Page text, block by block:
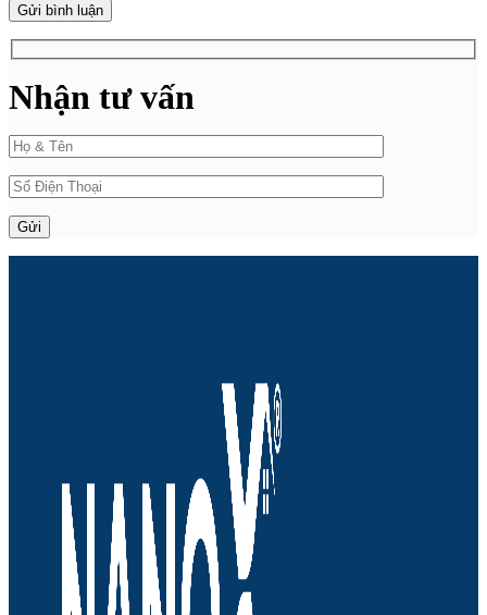
Gửi bình luận
Nhận tư vấn